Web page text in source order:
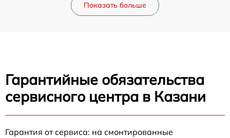
Показать больше
Гарантийные обязательства
сервисного центра в Казани
Гарантия от сервиса: на смонтированные